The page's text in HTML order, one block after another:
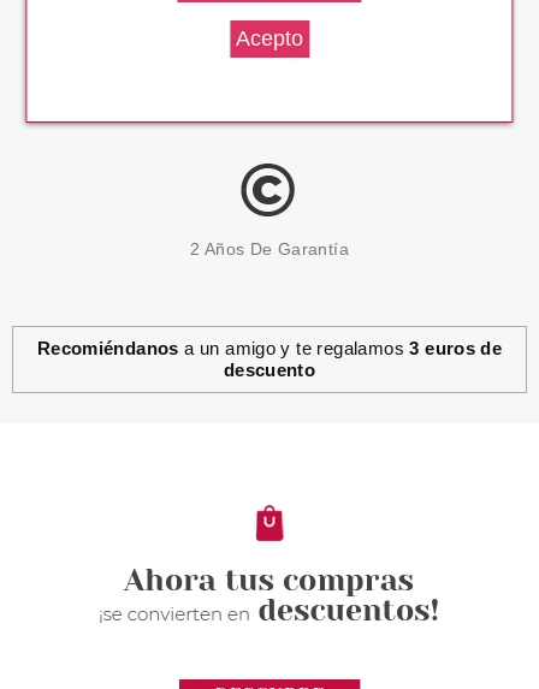
2 Años De Garantía
Recomiéndanos a un amigo y te regalamos3 euros de
descuento